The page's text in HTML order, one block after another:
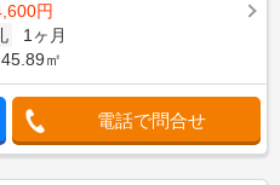
円
1ヶ月
45.89㎡
電話で問合せ